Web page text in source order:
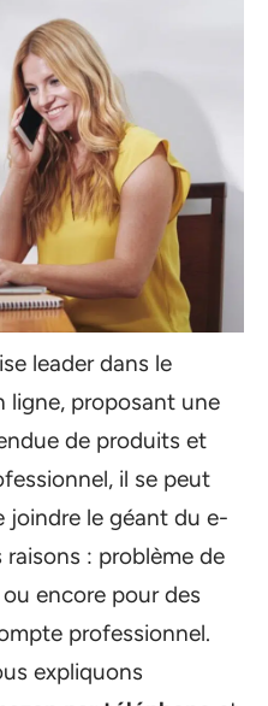
leader dans le
ligne, proposant une
de produits et
il se peut
joindre le géant du e-
: problème de
encore pour des
professionnel.
expliquons